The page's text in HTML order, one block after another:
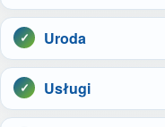
Uroda
Usługi